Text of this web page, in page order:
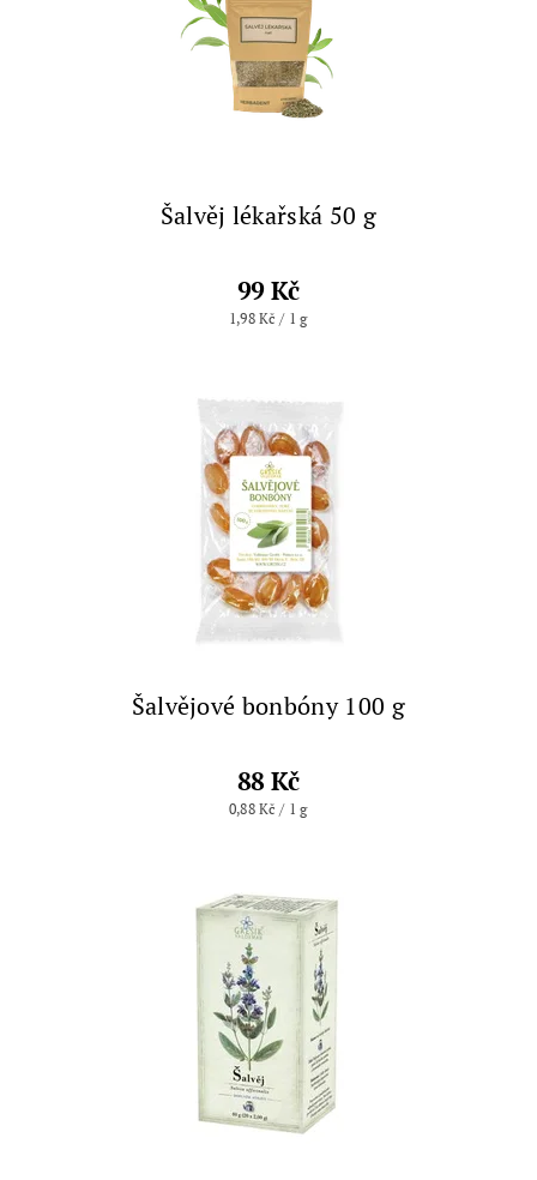
Šalvěj lékařská 50 g
99 Kč
1,98 Kč / 1 g
Šalvějové bonbóny 100 g
88 Kč
0,88 Kč / 1 g